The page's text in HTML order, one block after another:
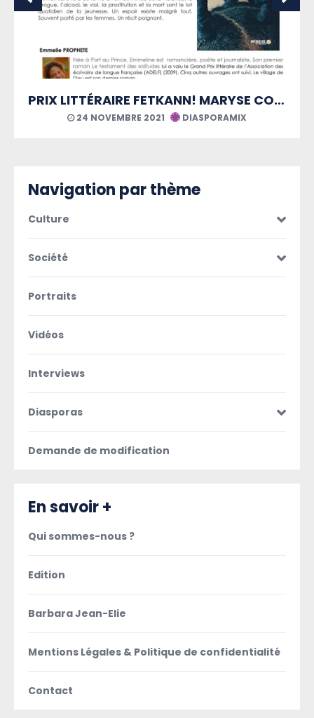
PRIX LITTÉRAIRE FETKANN! MARYSE CONDÉ
21 AOÛT 2021 DIASPORAMIX
Navigation par thème
Culture
Société
Portraits
Vidéos
Interviews
Diasporas
Demande de modification
En savoir +
Qui sommes-nous ?
Edition
Barbara Jean-Elie
Mentions Légales & Politique de confidentialité
Contact